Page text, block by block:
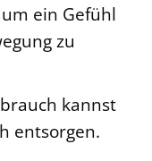
ein Gefühl
zu
kannst
entsorgen.